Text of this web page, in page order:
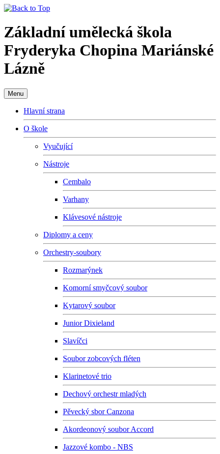
Základní umělecká škola
Fryderyka Chopina Mariánské
Lázně
Menu
Hlavní strana
O škole
Vyučující
Nástroje
Cembalo
Varhany
Klávesové nástroje
Diplomy a ceny
Orchestry-soubory
Rozmarýnek
Komorní smyčcový soubor
Kytarový soubor
Junior Dixieland
Slavíčci
Soubor zobcových fléten
Klarinetové trio
Dechový orchestr mladých
Pěvecký sbor Canzona
Akordeonový soubor Accord
Jazzové kombo - NBS